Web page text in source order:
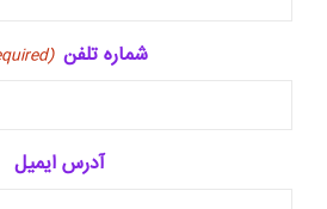
شماره تلفن (Required)
آدرس ایمیل